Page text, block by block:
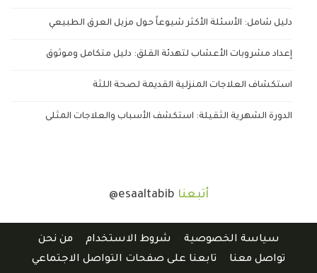
دليل شامل: الأسئلة الأكثر شيوعاً حول مزيل العرق الطبيعي
إعداد مشروبات الأعشاب لتهدئة القلق: دليل متكامل وموثوق
استكشاف العلاجات المنزلية القديمة لصحة اللثة
الدورة الشهرية الثقيلة: استكشف الأسباب والعلاجات المثلى
أتبعنا @esaaltabib
سياسة الخصوصية شروط الاستخدام
من نحن
تواصل معنا
تابعنا على صفحات التواصل الاجتماعي